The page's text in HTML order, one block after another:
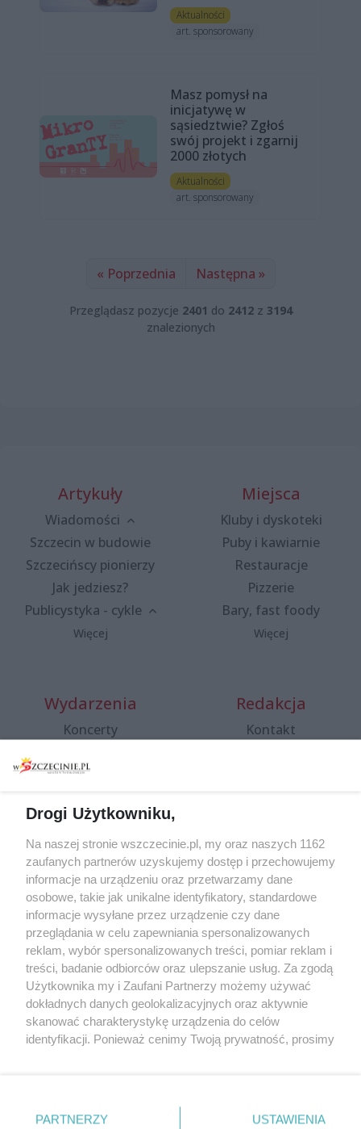
Aktualności
art. sponsorowany
Masz pomysł na
inicjatywę w
sąsiedztwie? Zgłoś
swój projekt i zgarnij
2000 złotych
Aktualności
art. sponsorowany
« Poprzednia Następna »
Przeglądasz pozycje 2401 do 2412z 3194
znalezionych
Artykuły
Wiadomości
Szczecin w budowie
Szczecińscy pionierzy
Jak jedziesz?
Publicystyka - cykle
Więcej
Miejsca
Kluby i dyskoteki
Puby i kawiarnie
Restauracje
Pizzerie
Bary, fast foody
Więcej
Wydarzenia
Koncerty
Spacery i oprowadzania
targi
Wernisaże
Więcej
Redakcja
Kontakt
Specjalny koncert z okazji
20. urodzin portalu
wSzczecinie.pl
Regulamin konkursów
śniadaniówka "Hej
Szczecin! Jest piątek!"
Partnerzy
Praca Szczecin
Drogi Użytkowniku,
Na naszej stronie wszczecinie.pl, my oraz naszych 1162
zaufanych partnerów uzyskujemy dostęp i przechowujemy
informacje na urządzeniu oraz przetwarzamy dane
osobowe, takie jak unikalne identyfikatory, standardowe
informacje wysyłane przez urządzenie czy dane
przeglądania w celu zapewniania spersonalizowanych
reklam, wybór spersonalizowanych treści, pomiar reklam i
treści, badanie odbiorców oraz ulepszanie usług. Za zgodą
Użytkownika my i Zaufani Partnerzy możemy używać
dokładnych danych geolokalizacyjnych oraz aktywnie
skanować charakterystykę urządzenia do celów
identyfikacji. Ponieważ cenimy Twoją prywatność, prosimy
prywatności znajdujący się w lewym dolnym rogu strony
PARTNERZY USTAWIENIA